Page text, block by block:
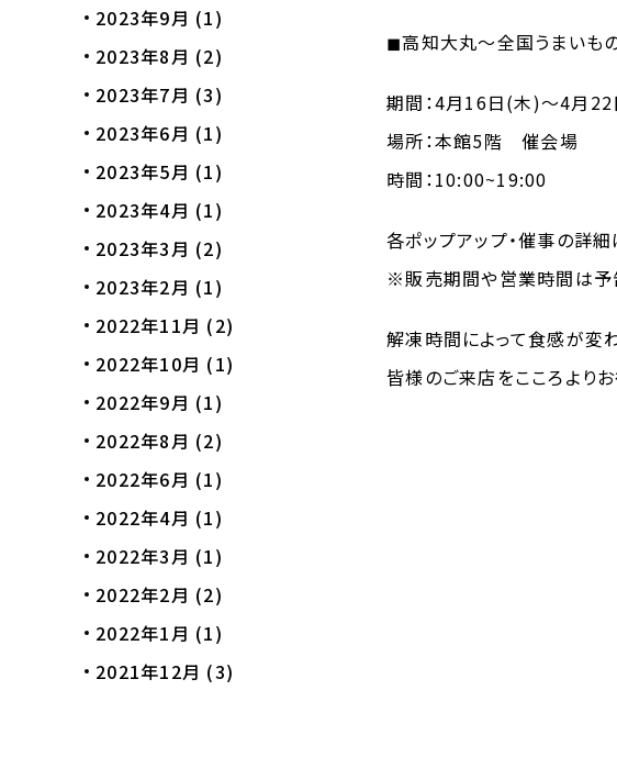
2023年9月 (1)
2023年8月 (2)
2023年7月 (3)
2023年6月 (1)
2023年5月 (1)
2023年4月 (1)
2023年3月 (2)
2023年2月 (1)
2022年11月 (2)
2022年10月 (1)
2022年9月 (1)
2022年8月 (2)
2022年6月 (1)
2022年4月 (1)
2022年3月 (1)
2022年2月 (2)
2022年1月 (1)
2021年12月 (3)
◼︎高知大丸〜全国うまいも
期間：4月16日(木)〜4月 22
場所：本館5階 催会場
時間：10:00~19:00
各ポップアップ・催事の詳
※販売期間や営業時間は予
解凍時間によって食感が変
皆様のご来店をこころよりお